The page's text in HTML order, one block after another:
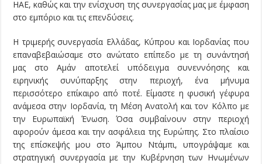
ΗΑΕ, καθώς και την ενίσχυση της συνεργασίας μας με έμφαση
στο εμπόριο και τις επενδύσεις.
Η τριμερής συνεργασία Ελλάδας, Κύπρου και Ιορδανίας που
επαναβεβαιώσαμε στο ανώτατο επίπεδο με τη συνάντησή
μας στο Αμάν αποτελεί υπόδειγμα συνεννόησης και
ειρηνικής συνύπαρξης στην περιοχή, ένα μήνυμα
περισσότερο επίκαιρο από ποτέ. Είμαστε η φυσική γέφυρα
ανάμεσα στην Ιορδανία, τη Μέση Ανατολή και τον Κόλπο με
την Ευρωπαϊκή Ένωση. Όσα συμβαίνουν στην περιοχή
αφορούν άμεσα και την ασφάλεια της Ευρώπης. Στο πλαίσιο
της επίσκεψής μου στο Άμπου Ντάμπι, υπογράψαμε και
στρατηγική συνεργασία με την Κυβέρνηση των Ηνωμένων